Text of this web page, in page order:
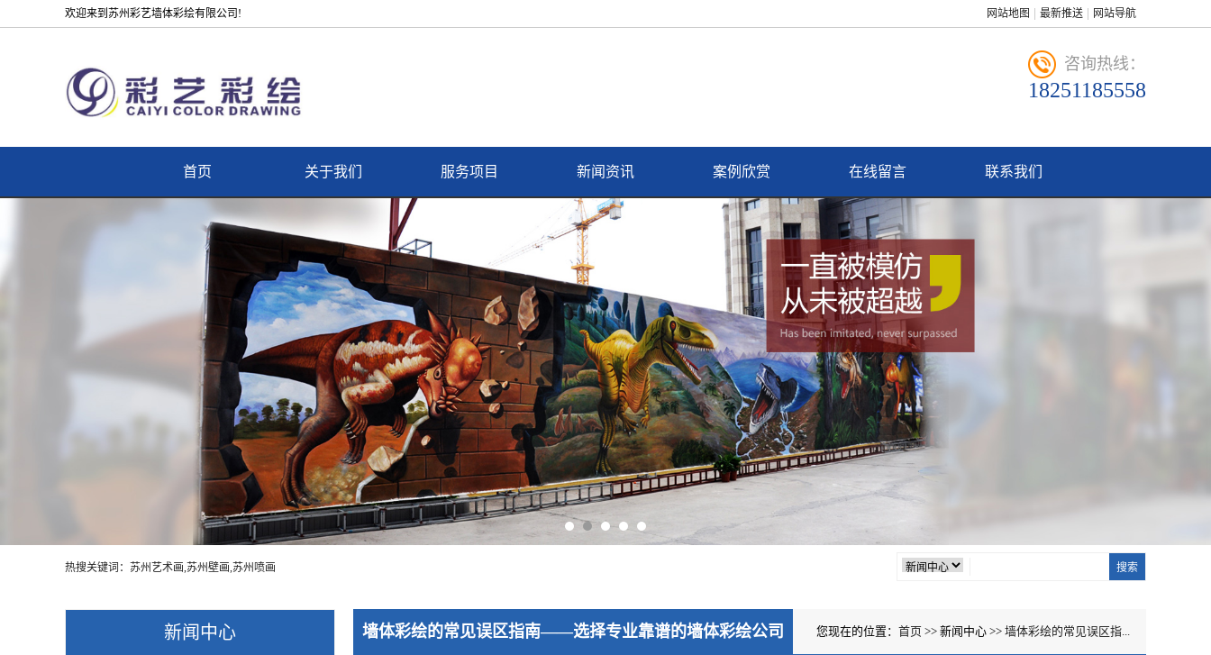
欢迎来到苏州彩艺墙体彩绘有限公司! 网站地图 最新推送 网站导航
咨询热线：
18251185558
首页 关于我们 服务项目 新闻资讯 案例欣赏 在线留言 联系我们
热搜关键词：苏州艺术画,苏州壁画,苏州喷画
新闻中心 墙体彩绘的常见误区指南——选择专业靠谱的墙体彩绘公司 您现在的位置： 首页 >> 新闻中心 >> 墙体彩绘的常见误区指...